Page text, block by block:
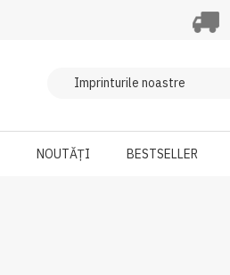
NOUTĂȚI BESTSELLER